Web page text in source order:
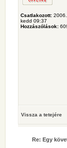
Csatlakozott: 2006.
kedd 09:37
Hozzászólások:
Vissza a tetejére
Re: Egy